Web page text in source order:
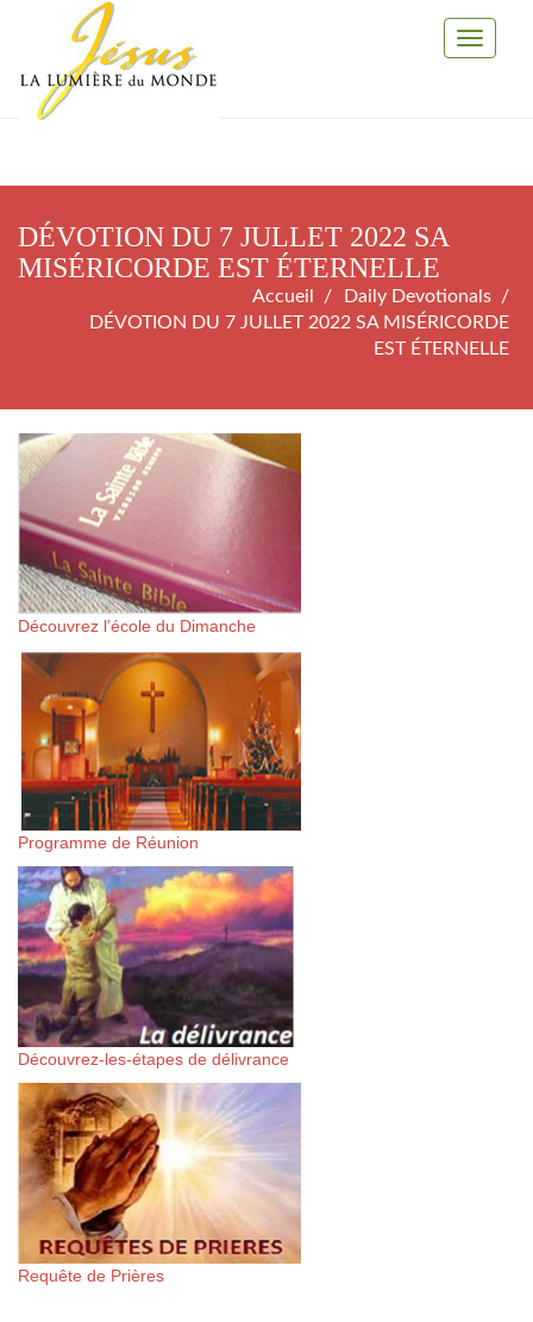
Toggle
DÉVOTION DU 7 JULLET 2022 SA
MISÉRICORDE EST ÉTERNELLE
Accueil
Daily Devotionals
DÉVOTION DU 7 JULLET 2022 SA MISÉRICORDE
EST ÉTERNELLE
Découvrez l’école du Dimanche
Programme de Réunion
Découvrez-les-étapes de délivrance
Requête de Prières